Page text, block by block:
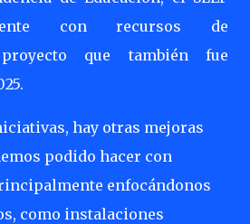
con recursos de
que también fue
hay otras mejoras
podido hacer con
enfocándonos
como instalaciones